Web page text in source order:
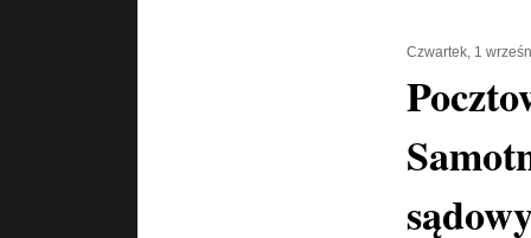
Czwartek, 1